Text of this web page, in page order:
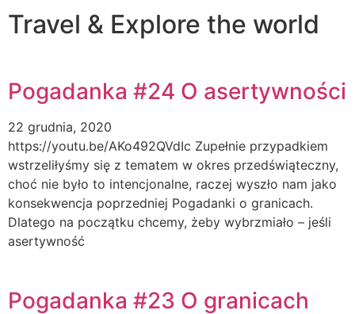
Travel & Explore the world
Pogadanka #24 O asertywności
22 grudnia, 2020
https://youtu.be/AKo492QVdIc Zupełnie przypadkiem
wstrzeliłyśmy się z tematem w okres przedświąteczny,
choć nie było to intencjonalne, raczej wyszło nam jako
konsekwencja poprzedniej Pogadanki o granicach.
Dlatego na początku chcemy, żeby wybrzmiało – jeśli
asertywność
Pogadanka #23 O granicach